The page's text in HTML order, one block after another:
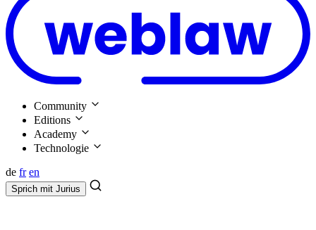
Community
Editions
Academy
Technologie
de fr en
Sprich mit Jurius